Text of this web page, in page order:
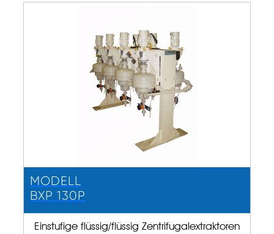
MODELL
BXP 130P
Einstufige flüssig/flüssig Zentrifugalextraktoren